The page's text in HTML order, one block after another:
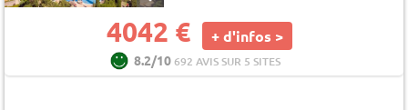
4042 € + d'infos >
8.2/10692 AVIS SUR 5 SITES